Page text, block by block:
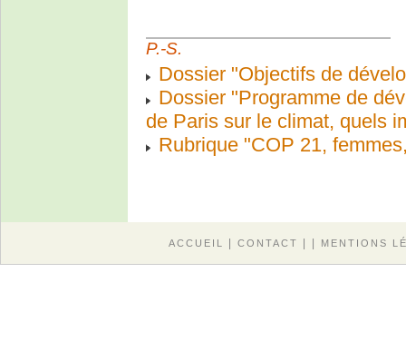
P.-S.
Dossier "Objectifs de
Dossier "Programme de
de Paris sur le climat, quels
Rubrique "COP 21,
ACCUEIL CONTACT MENTIONS